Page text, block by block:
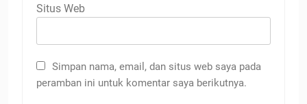
Situs Web
Simpan nama, email, dan situs web saya pada
peramban ini untuk komentar saya berikutnya.